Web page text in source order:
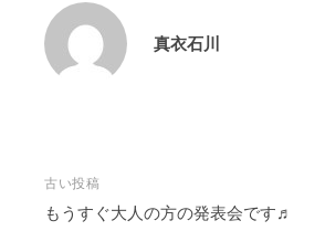
真衣石川
投
稿
古い投稿
もうすぐ大人の方の発表会です♬